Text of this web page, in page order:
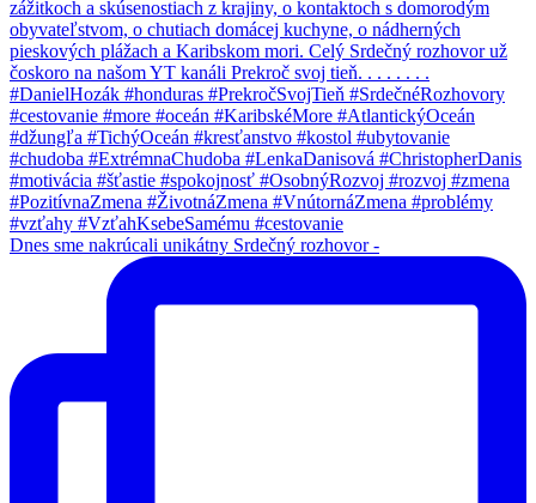
Dnes sme nakrúcali unikátny Srdečný rozhovor -